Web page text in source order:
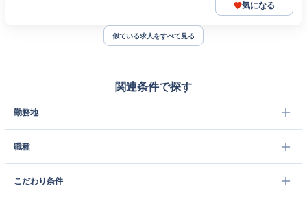
気になる
似ている求人をすべて見る
関連条件で探す
勤務地
職種
こだわり条件